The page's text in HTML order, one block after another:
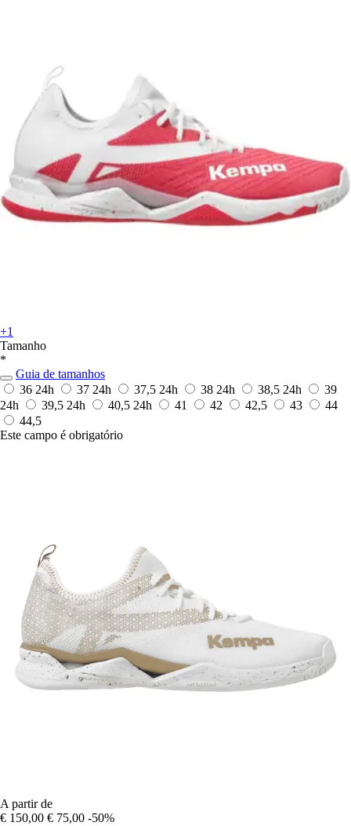
+1
Tamanho
*
Guia de tamanhos
36 24h 37 24h 37,5 24h 38 24h 38,5 24h
39
24h
39,5 24h 40,5 24h 41 42 42,5 43
44
44,5
Este campo é obrigatório
A partir de
€ 150,00 € 75,00 -50%